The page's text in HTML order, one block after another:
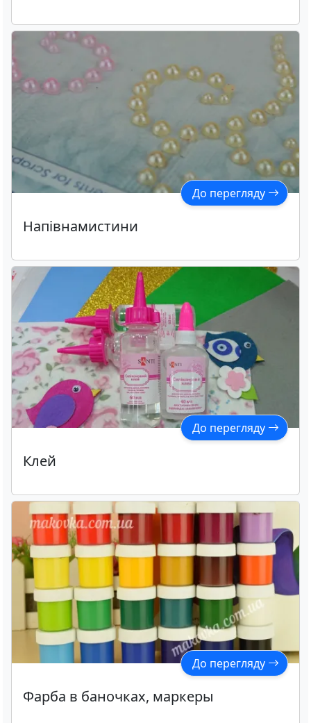
До перегляду
Напівнамистини
До перегляду
Клей
До перегляду
Фарба в баночках, маркеры